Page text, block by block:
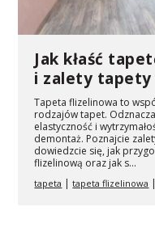
Jak kłaść
i zalety
Tapeta flizelinowa to
rodzajów tapet.
elastyczność i
demontaż. Poznajcie
dowiedzcie się, jak
flizelinową oraz jak s...
tapeta |tapeta flizelinowa